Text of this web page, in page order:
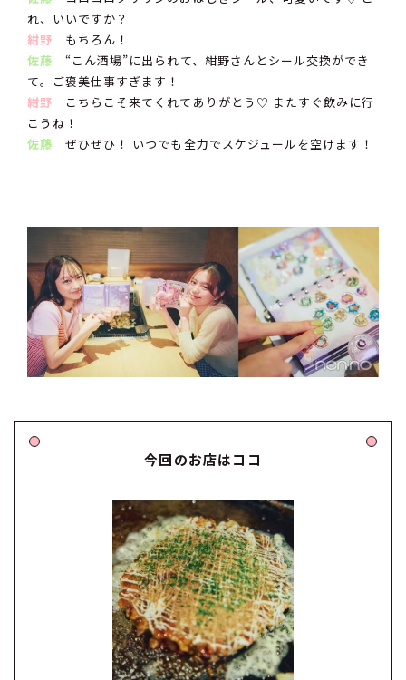
れ、いいですか？
紺野 もちろん！
佐藤 “こん酒場”に出られて、紺野さんとシール交換ができ
て。ご褒美仕事すぎます！
紺野 こちらこそ来てくれてありがとう♡ またすぐ飲みに行
こうね！
佐藤 ぜひぜひ！ いつでも全力でスケジュールを空けます！
今回のお店はココ